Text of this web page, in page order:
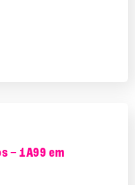
– 1A99 em